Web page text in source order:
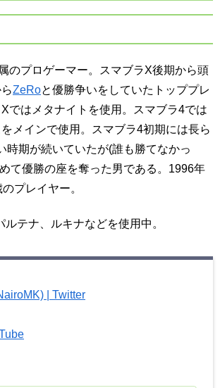
のプロゲーマー。スマブラX後期から頭
ZeRoと優勝争いをしていたトッププレ
ではメタナイトを使用。スマブラ4では
メインで使用。スマブラ4初期には長ら
時期が続いていたが(誰も勝てなかっ
て優勝の座を奪った男である。1996年
プレイヤー。
ルテナ、ルキナなどを使用中。
| Twitter